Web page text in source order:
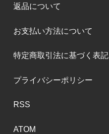
返品について
お支払い方法について
特定商取引法に基づく表記
プライバシーポリシー
RSS
ATOM